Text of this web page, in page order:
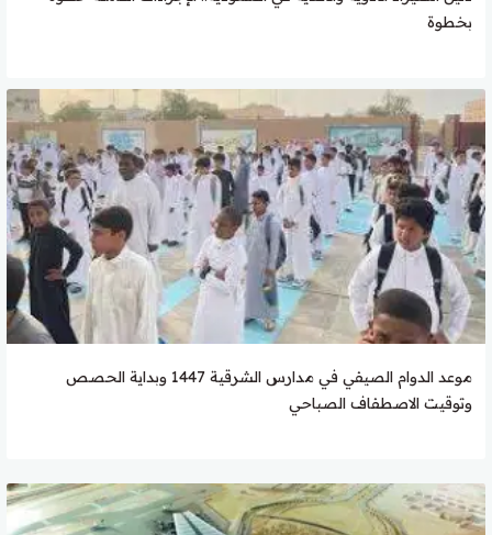
بخطوة
موعد الدوام الصيفي في مدارس الشرقية 1447 وبداية الحصص
وتوقيت الاصطفاف الصباحي